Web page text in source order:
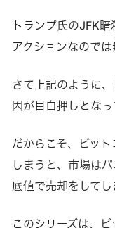
トランプ氏のJFK
アクションなので
さて上記のように
因が目白押しとなっ
だからこそ、ビッ
しまうと、市場は
底値で売却をしてし
このシリーズは、